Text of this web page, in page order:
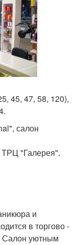
45, 47, 58, 120),
салон
ТРЦ "Галерея".
и
в торгово -
Салон уютным